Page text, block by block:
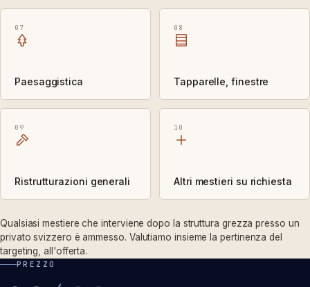
07
Paesaggistica
08
Tapparelle, finestre
09
Ristrutturazioni generali
10
Altri mestieri su richiesta
Qualsiasi mestiere che interviene dopo la struttura grezza presso un
privato svizzero è ammesso. Valutiamo insieme la pertinenza del
targeting, all'offerta.
PREZZO